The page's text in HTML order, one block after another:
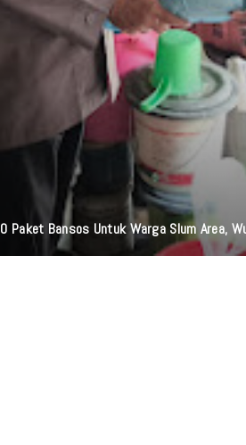
Paket Bansos Untuk Warga Slum Area,